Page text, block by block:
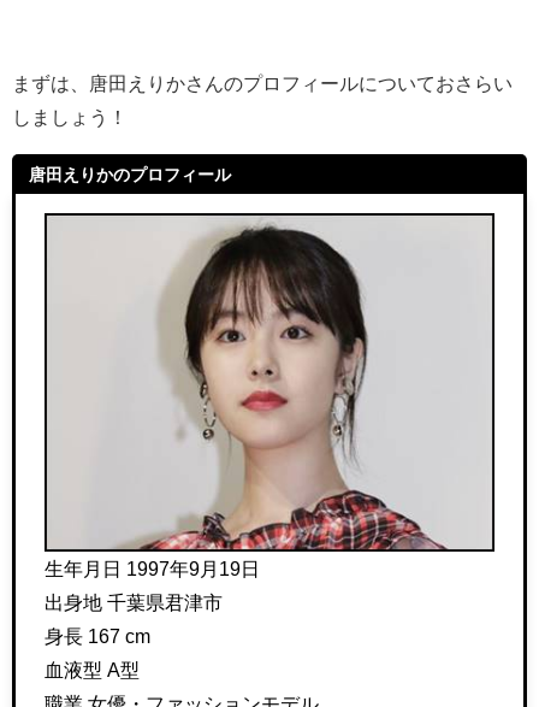
まずは、唐田えりかさんのプロフィールについておさらい
しましょう！
唐田えりかのプロフィール
生年月日 1997年9月19日
出身地 千葉県君津市
身長 167 cm
血液型 A型